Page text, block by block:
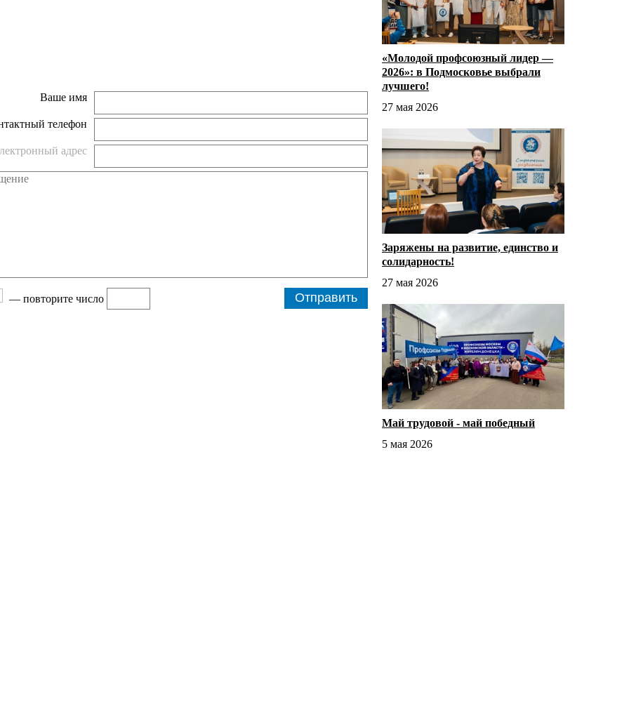
Ваше имя
телефон
адрес
— повторите число
«Молодой профсоюзный лидер —
2026»: в Подмосковье выбрали
лучшего!
27 мая 2026
Заряжены на развитие, единство и
солидарность!
27 мая 2026
Май трудовой - май победный
5 мая 2026